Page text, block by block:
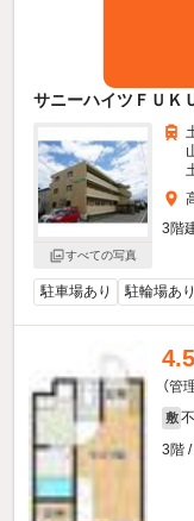
サニーハイツＦＵＫ
すべての写真
3階
駐車場あり 駐輪場あり
4.5
（管
敷
3階